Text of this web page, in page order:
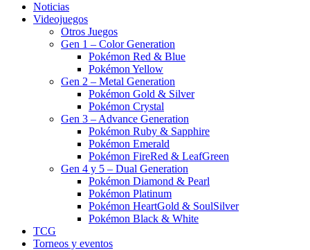
Noticias
Videojuegos
Otros Juegos
Gen 1 – Color Generation
Pokémon Red & Blue
Pokémon Yellow
Gen 2 – Metal Generation
Pokémon Gold & Silver
Pokémon Crystal
Gen 3 – Advance Generation
Pokémon Ruby & Sapphire
Pokémon Emerald
Pokémon FireRed & LeafGreen
Gen 4 y 5 – Dual Generation
Pokémon Diamond & Pearl
Pokémon Platinum
Pokémon HeartGold & SoulSilver
Pokémon Black & White
TCG
Torneos y eventos